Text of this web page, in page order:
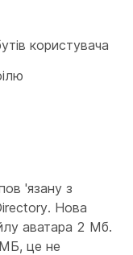
користувача
'язану з
Нова
аватара 2 Мб.
це не